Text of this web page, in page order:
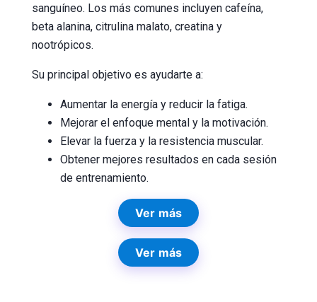
sanguíneo. Los más comunes incluyen cafeína,
beta alanina, citrulina malato, creatina y
nootrópicos.
Su principal objetivo es ayudarte a:
Aumentar la energía y reducir la fatiga.
Mejorar el enfoque mental y la motivación.
Elevar la fuerza y la resistencia muscular.
Obtener mejores resultados en cada sesión
de entrenamiento.
Ver más
Ver más